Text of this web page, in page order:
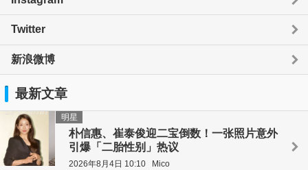
Twitter
新浪微博
最新文章
朴信惠、崔泰俊迎二宝倒数！一张照片意外
引爆「二胎性别」热议
明星
2026年8月4日 10:10 Mico